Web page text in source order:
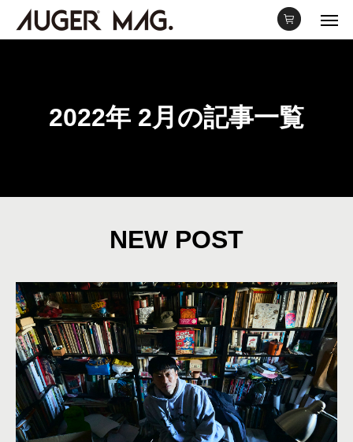
2022年 2月の記事一覧
NEW POST